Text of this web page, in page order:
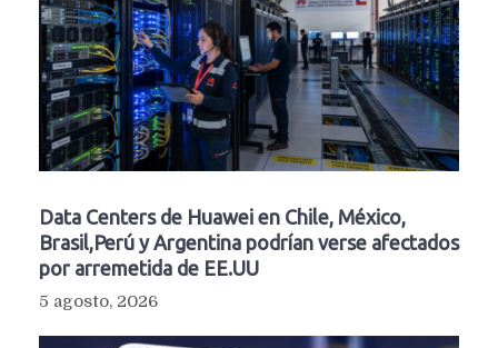
Data Centers de Huawei en Chile, México,
Brasil,Perú y Argentina podrían verse afectados
por arremetida de EE.UU
5 agosto, 2026